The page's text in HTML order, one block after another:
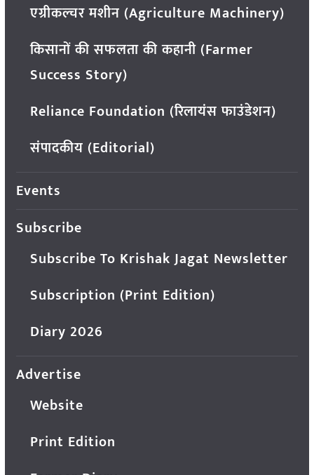
एग्रीकल्चर मशीन (Agriculture Machinery)
किसानों की सफलता की कहानी (Farmer
Success Story)
Reliance Foundation (रिलायंस फाउंडेशन)
संपादकीय (Editorial)
Events
Subscribe
Subscribe To Krishak Jagat Newsletter
Subscription (Print Edition)
Diary 2026
Advertise
Website
Print Edition